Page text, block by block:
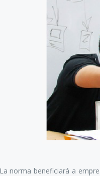
La norma beneficiará a